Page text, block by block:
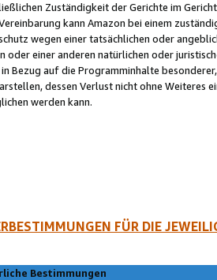
Zuständigkeit der Gerichte im
kann Amazon bei einem
wegen einer tatsächlichen oder
oder einer anderen natürlichen oder
in Bezug auf die Programminhalte
dessen Verlust nicht ohne Weiteres
werden kann.
FÜR DIE
Bestimmungen